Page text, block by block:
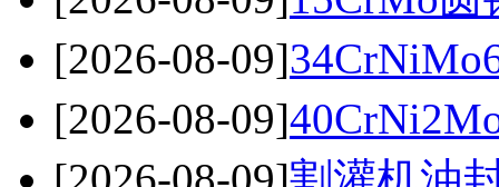
[2026-08-09]
[2026-08-09]